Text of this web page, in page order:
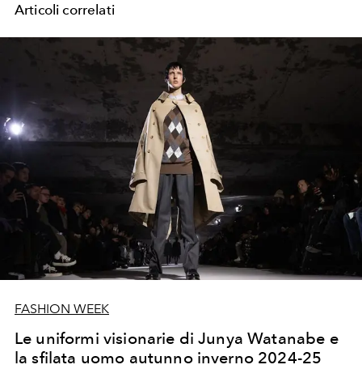
Articoli correlati
FASHION WEEK
Le uniformi visionarie di Junya Watanabe e
la sfilata uomo autunno inverno 2024-25